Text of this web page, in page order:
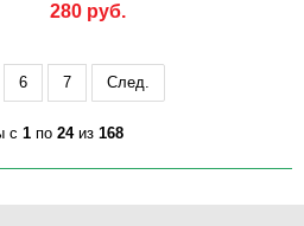
280 руб.
6 7 След.
с 1 по 24из 168